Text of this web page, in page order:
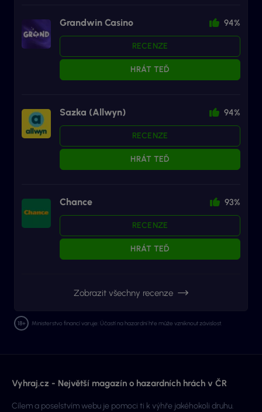
Grandwin Casino 94%
RECENZE
HRÁT TEĎ
Sazka (Allwyn) 94%
RECENZE
HRÁT TEĎ
Chance 93%
RECENZE
HRÁT TEĎ
Zobrazit všechny recenze
Ministerstvo financí varuje: Účastí na hazardní hře může vzniknout závislost.
Vyhraj.cz - Největší magazín o hazardních hrách v ČR
Cílem a poselstvím webu je pomoci ti k výhře jakéhokoli druhu.